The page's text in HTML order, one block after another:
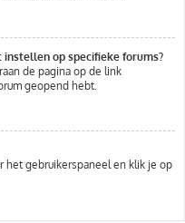
op specifieke forums?
de pagina op de link
geopend hebt.
het gebruikerspaneel en klik je op